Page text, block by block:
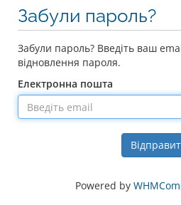
Забули пароль?
Забули пароль? Введіть ваш
відновлення пароля.
Електронна пошта
Powered by